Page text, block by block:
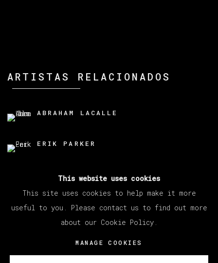
ARTISTAS RELACIONADOS
ABRAHAM LACALLE
ERIK PARKER
COPYRIGHT © 2026 VETA GALERIA
This website uses cookies
This site uses cookies to help make it more
useful to you. Please contact us to find out more
about our Cookie Policy.
MANAGE COOKIES